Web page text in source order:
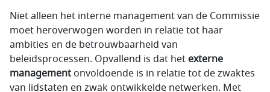
Niet alleen het interne management van de Commissie
moet heroverwogen worden in relatie tot haar
ambities en de betrouwbaarheid van
beleidsprocessen. Opvallend is dat het externe
management onvoldoende is in relatie tot de zwaktes
van lidstaten en zwak ontwikkelde netwerken. Met